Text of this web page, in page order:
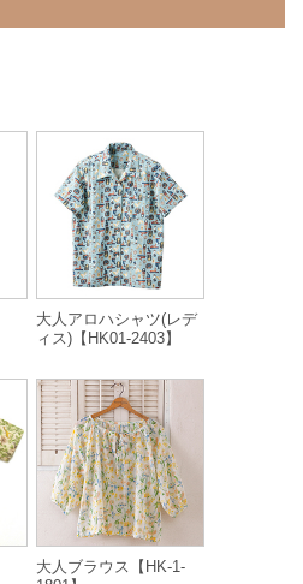
大人アロハシャツ(レデ
ィス)【HK01-2403】
大人ブラウス【HK-1-